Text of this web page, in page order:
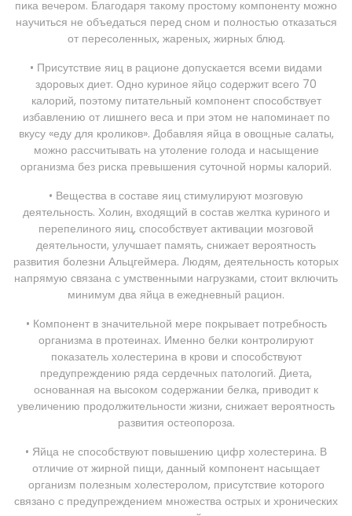
пика вечером. Благодаря такому простому компоненту можно
научиться не объедаться перед сном и полностью отказаться
от пересоленных, жареных, жирных блюд.
• Присутствие яиц в рационе допускается всеми видами
здоровых диет. Одно куриное яйцо содержит всего 70
калорий, поэтому питательный компонент способствует
избавлению от лишнего веса и при этом не напоминает по
вкусу «еду для кроликов». Добавляя яйца в овощные салаты,
можно рассчитывать на утоление голода и насыщение
организма без риска превышения суточной нормы калорий.
• Вещества в составе яиц стимулируют мозговую
деятельность. Холин, входящий в состав желтка куриного и
перепелиного яиц, способствует активации мозговой
деятельности, улучшает память, снижает вероятность
развития болезни Альцгеймера. Людям, деятельность которых
напрямую связана с умственными нагрузками, стоит включить
минимум два яйца в ежедневный рацион.
• Компонент в значительной мере покрывает потребность
организма в протеинах. Именно белки контролируют
показатель холестерина в крови и способствуют
предупреждению ряда сердечных патологий. Диета,
основанная на высоком содержании белка, приводит к
увеличению продолжительности жизни, снижает вероятность
развития остеопороза.
• Яйца не способствуют повышению цифр холестерина. В
отличие от жирной пищи, данный компонент насыщает
организм полезным холестеролом, присутствие которого
связано с предупреждением множества острых и хронических